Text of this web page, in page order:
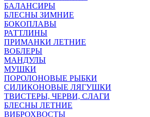
БАЛАНСИРЫ
БЛЕСНЫ ЗИМНИЕ
БОКОПЛАВЫ
РАТТЛИНЫ
ПРИМАНКИ ЛЕТНИЕ
ВОБЛЕРЫ
МАНДУЛЫ
МУШКИ
ПОРОЛОНОВЫЕ РЫБКИ
СИЛИКОНОВЫЕ ЛЯГУШКИ
ТВИСТЕРЫ, ЧЕРВИ, СЛАГИ
БЛЕСНЫ ЛЕТНИЕ
ВИБРОХВОСТЫ